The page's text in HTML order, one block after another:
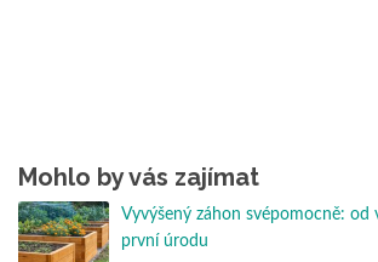
Mohlo by vás zajímat
Vyvýšený záhon svépomocně: od
první úrodu